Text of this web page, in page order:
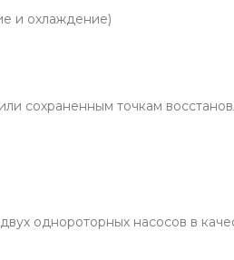
и охлаждение)
сохраненным точкам
однороторных насосов в